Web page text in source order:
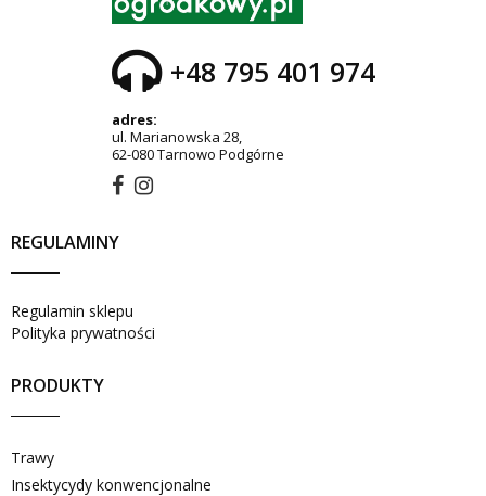
+48 795 401 974
adres:
ul. Marianowska 28,
62-080 Tarnowo Podgórne
REGULAMINY
Regulamin sklepu
Polityka prywatności
PRODUKTY
Trawy
Insektycydy konwencjonalne